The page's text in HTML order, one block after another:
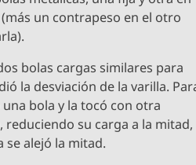
un contrapeso en el otro
bolas cargas similares para
la desviación de la varilla.
bola y la tocó con otra
reduciendo su carga a la mitad,
se alejó la mitad.